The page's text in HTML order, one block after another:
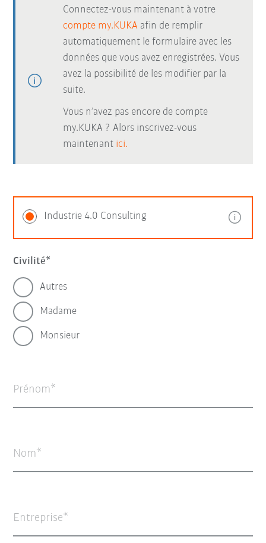
Connectez-vous maintenant à votre
compte my.KUKA afin de remplir
automatiquement le formulaire avec les
données que vous avez enregistrées. Vous
avez la possibilité de les modifier par la
suite.
Vous n’avez pas encore de compte
my.KUKA ? Alors inscrivez-vous
maintenant ici.
Industrie 4.0 Consulting
Civilité
Autres
Madame
Monsieur
Prénom
Nom
Entreprise